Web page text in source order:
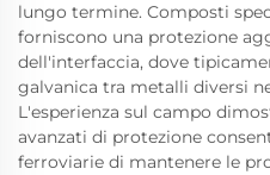
lungo termine. Composti
forniscono una protezione
dell'interfaccia, dove
galvanica tra metalli diversi
L'esperienza sul campo
avanzati di protezione
ferroviarie di mantenere le